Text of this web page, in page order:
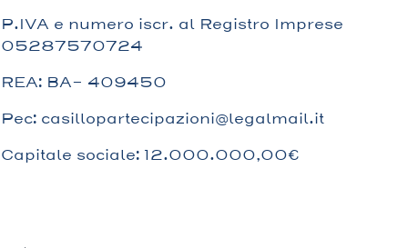
P.IVA e numero iscr. al Registro Imprese
05287570724
REA: BA- 409450
Pec: casillopartecipazioni@legalmail.it
Capitale sociale: 12.000.000,00€